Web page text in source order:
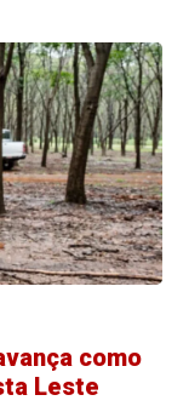
como
Leste